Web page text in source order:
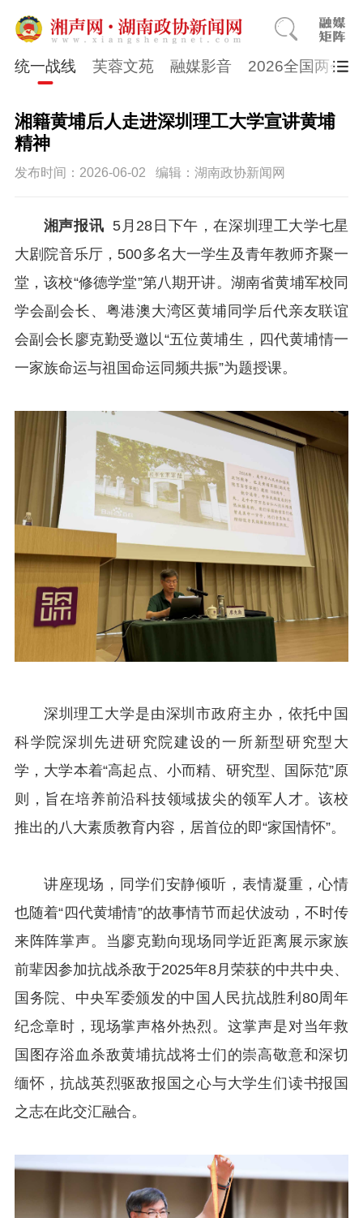
统一战线 芙蓉文苑 融媒影音 2026全国两会
湘籍黄埔后人走进深圳理工大学宣讲黄埔
精神
发布时间：2026-06-02 编辑：湖南政协新闻网
湘声报讯 5月28日下午，在深圳理工大学七星
大剧院音乐厅，500多名大一学生及青年教师齐聚一
堂，该校“修德学堂”第八期开讲。湖南省黄埔军校同
学会副会长、粤港澳大湾区黄埔同学后代亲友联谊
会副会长廖克勤受邀以“五位黄埔生，四代黄埔情一
一家族命运与祖国命运同频共振”为题授课。
深圳理工大学是由深圳市政府主办，依托中国
科学院深圳先进研究院建设的一所新型研究型大
学，大学本着“高起点、小而精、研究型、国际范”原
则，旨在培养前沿科技领域拔尖的领军人才。该校
推出的八大素质教育内容，居首位的即“家国情怀”。
讲座现场，同学们安静倾听，表情凝重，心情
也随着“四代黄埔情”的故事情节而起伏波动，不时传
来阵阵掌声。当廖克勤向现场同学近距离展示家族
前辈因参加抗战杀敌于2025年8月荣获的中共中央、
国务院、中央军委颁发的中国人民抗战胜利80周年
纪念章时，现场掌声格外热烈。这掌声是对当年救
国图存浴血杀敌黄埔抗战将士们的崇高敬意和深切
缅怀，抗战英烈驱敌报国之心与大学生们读书报国
之志在此交汇融合。